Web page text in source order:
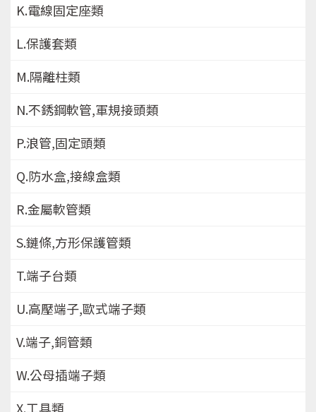
K.電線固定座類
L.保護套類
M.隔離柱類
N.不銹鋼軟管,軍規接頭類
P.浪管,固定頭類
Q.防水盒,接線盒類
R.金屬軟管類
S.鏈條,方形保護管類
T.端子台類
U.高壓端子,歐式端子類
V.端子,銅管類
W.公母插端子類
X.工具類